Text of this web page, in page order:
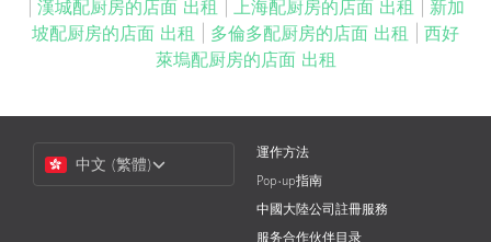
漢城配厨房的店面 出租 上海配厨房的店面 出租
新加
坡配厨房的店面 出租
多倫多配厨房的店面 出租
西好
萊塢配厨房的店面 出租
Language
中文 (繁體)
運作方法
Pop-up指南
中國大陸公司註冊服務
服务合作伙伴目录